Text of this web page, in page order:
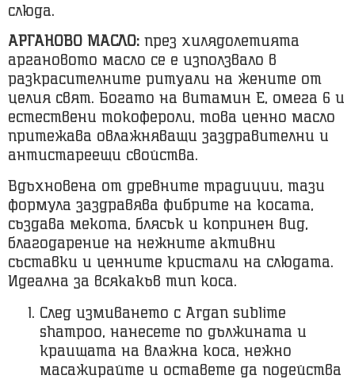
слюда.
АРГАНОВО МАСЛО: през хилядолетията
аргановото масло се е използвало в
разкрасителните ритуали на жените от
целия свят. Богато на витамин Е, омега 6 и
естествени токофероли, това ценно масло
притежава овлажняващи заздравителни и
антистареещи свойства.
Вдъхновена от древните традиции, тази
формула заздравява фибрите на косата,
създава мекота, блясък и копринен вид,
благодарение на нежните активни
съставки и ценните кристали на слюдата.
Идеална за всякакъв тип коса.
След измиването с Argan sublime
shampoo, нанесете по дължината и
краищата на влажна коса, нежно
масажирайте и оставете да подейства